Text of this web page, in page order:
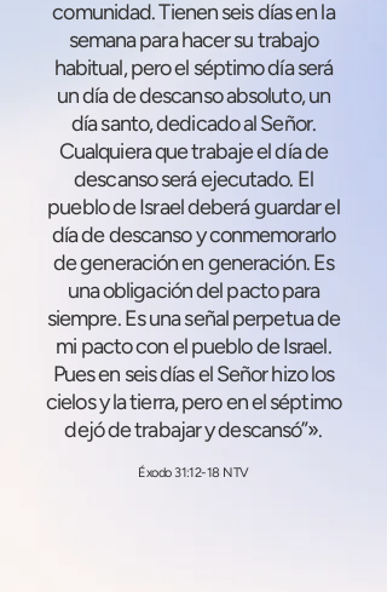
comunidad. Tienen seis días en la
semana para hacer su trabajo
habitual, pero el séptimo día será
un día de descanso absoluto, un
día santo, dedicado al Señor.
Cualquiera que trabaje el día de
descanso será ejecutado. El
pueblo de Israel deberá guardar el
día de descanso y conmemorarlo
de generación en generación. Es
una obligación del pacto para
siempre. Es una señal perpetua de
mi pacto con el pueblo de Israel.
Pues en seis días el Señor hizo los
cielos y la tierra, pero en el séptimo
dejó de trabajar y descansó”».
Éxodo 31:12-18 NTV